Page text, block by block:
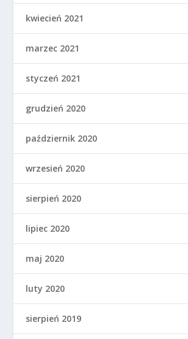
kwiecień 2021
marzec 2021
styczeń 2021
grudzień 2020
październik 2020
wrzesień 2020
sierpień 2020
lipiec 2020
maj 2020
luty 2020
sierpień 2019